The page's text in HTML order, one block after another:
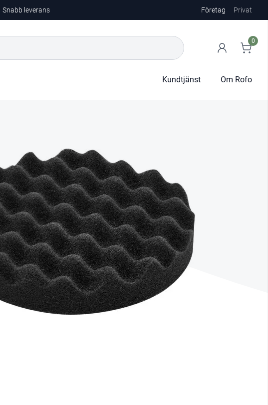
Snabb leverans Företag Privat
0
Kundtjänst Om Rofo